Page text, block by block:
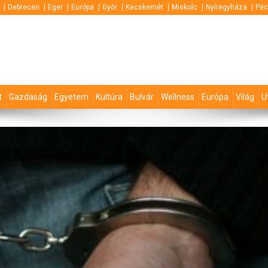
Debrecen Eger Európa Győr Kecskemét Miskolc Nyíregyháza
Gazdaság Egyetem Kultúra Bulvár Wellness Európa Világ